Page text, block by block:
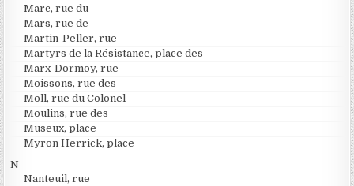
Marc, rue du
Mars, rue de
Martin-Peller, rue
Martyrs de la Résistance, place des
Marx-Dormoy, rue
Moissons, rue des
Moll, rue du Colonel
Moulins, rue des
Museux, place
Myron Herrick, place
N
Nanteuil, rue